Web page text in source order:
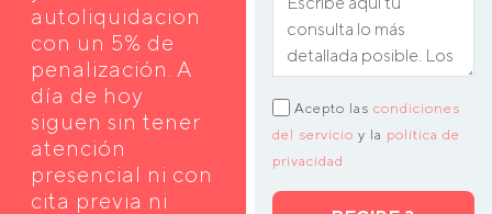
autoliquidacion
con un 5% de
penalización. A
día de hoy
siguen sin tener
atención
presencial ni con
cita previa ni
Acepto las condiciones
del servicio y la política de
privacidad